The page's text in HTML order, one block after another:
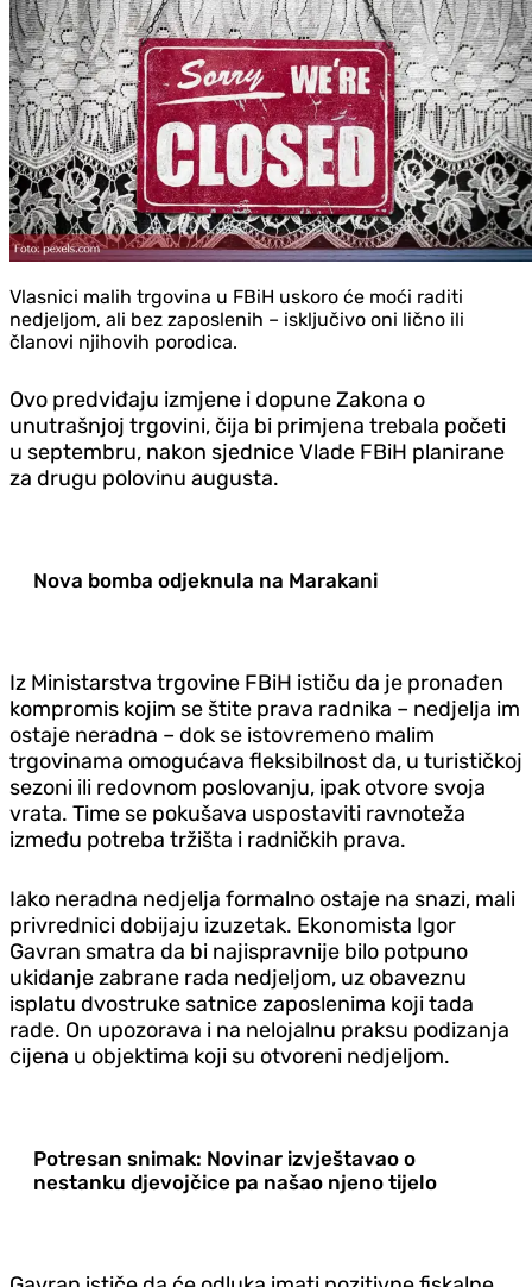
Vlasnici malih trgovina u FBiH uskoro će moći raditi
nedjeljom, ali bez zaposlenih – isključivo oni lično ili
članovi njihovih porodica.
Ovo predviđaju izmjene i dopune Zakona o
unutrašnjoj trgovini, čija bi primjena trebala početi
u septembru, nakon sjednice Vlade FBiH planirane
za drugu polovinu augusta.
Nova bomba odjeknula na Marakani
Iz Ministarstva trgovine FBiH ističu da je pronađen
kompromis kojim se štite prava radnika – nedjelja im
ostaje neradna – dok se istovremeno malim
trgovinama omogućava fleksibilnost da, u turističkoj
sezoni ili redovnom poslovanju, ipak otvore svoja
vrata. Time se pokušava uspostaviti ravnoteža
između potreba tržišta i radničkih prava.
Iako neradna nedjelja formalno ostaje na snazi, mali
privrednici dobijaju izuzetak. Ekonomista Igor
Gavran smatra da bi najispravnije bilo potpuno
ukidanje zabrane rada nedjeljom, uz obaveznu
isplatu dvostruke satnice zaposlenima koji tada
rade. On upozorava i na nelojalnu praksu podizanja
cijena u objektima koji su otvoreni nedjeljom.
Potresan snimak: Novinar izvještavao o
nestanku djevojčice pa našao njeno tijelo